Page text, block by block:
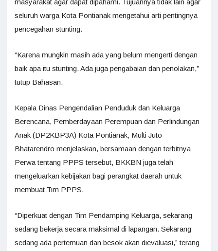
seluruh warga Kota Pontianak mengetahui arti pentingnya
pencegahan stunting.
“Karena mungkin masih ada yang belum mengerti dengan
baik apa itu stunting. Ada juga pengabaian dan penolakan,”
tutup Bahasan.
Kepala Dinas Pengendalian Penduduk dan Keluarga
Berencana, Pemberdayaan Perempuan dan Perlindungan
Anak (DP2KBP3A) Kota Pontianak, Multi Juto
Bhatarendro menjelaskan, bersamaan dengan terbitnya
Perwa tentang PPPS tersebut, BKKBN juga telah
mengeluarkan kebijakan bagi perangkat daerah untuk
membuat Tim PPPS.
“Diperkuat dengan Tim Pendamping Keluarga, sekarang
sedang bekerja secara maksimal di lapangan. Sekarang
sedang ada pertemuan dan besok akan dievaluasi,” terang